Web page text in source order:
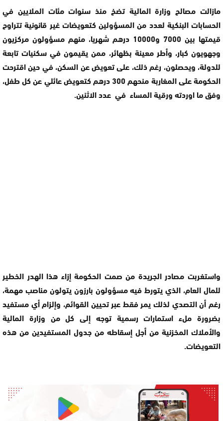
مازالت مصالح وزارة المالية تضخ منذ سنوات مئات الملايين في
الحسابات البنكية لعدد من المسؤولين كتعويضات غير قانونية تتراوح
قيمتها بين 7000 و10000 درهم شهريا، منهم مسؤولون مركزيون
وجهويون كبار، وأطر معينة بظهائر، ممن يقيمون في سكنيات تابعة
للدولة، ويحصلون، رغم ذلك، على تعويض عن السكن، في حين اقترحت
الحكومة على المغاربة منحهم 300 درهم كتعويض عائلي عن كل طفل،
وفق ما اوردته ورقية المساء في عدد الاثنين.
واستغربت مصادر الجريدة من صمت الحكومة إزاء هذا الهدر الخطير
للمال العام، الذي يتورط فيه مسؤولون بارزون يتولون مناصب مهمة،
رغم أن التصدي لذلك يمر فقط عبر تحيين القوائم، وإلزام أي مستفيد
بضرورة ملء استمارات رسمية توجه إلى كل من وزارة المالية
والأملاك المخزنية من أجل إسقاطه من جدول المستفيدين من هذه
التعويضات.